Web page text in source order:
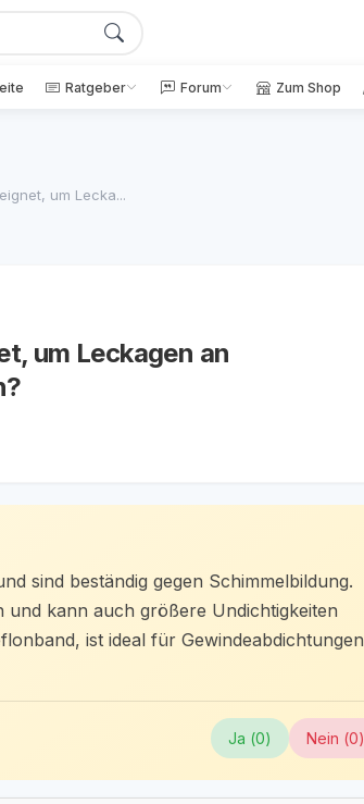
Ratgeber Forum Zum Shop
um Lecka...
um Leckagen an
sind beständig gegen Schimmelbildung.
kann auch größere Undichtigkeiten
ist ideal für Gewindeabdichtungen
Ja (0) Nein (0)